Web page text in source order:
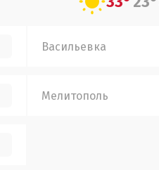
Васильевка
Мелитополь